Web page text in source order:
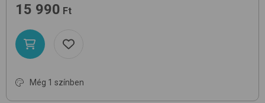
15 990 Ft
Még 1 színben